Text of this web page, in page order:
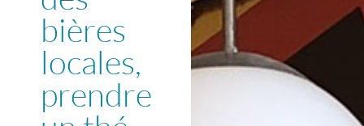
bières
locales,
prendre